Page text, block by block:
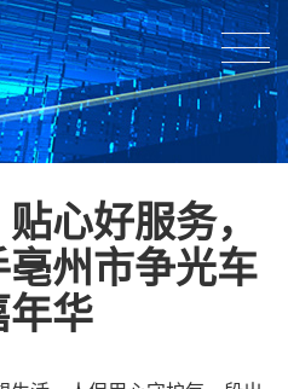
心好服务，
州市争光车
年华